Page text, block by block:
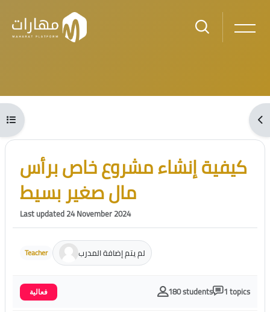
Skip to main content
Blocks
Open course index
Blocks
Skip [Cocoon] Course Intro
كيفية إنشاء مشروع خاص برأس
مال صغير بسيط
Last updated 24 November 2024
Teacher لم يتم إضافة المدرب
فعالية 180 students 1 topics